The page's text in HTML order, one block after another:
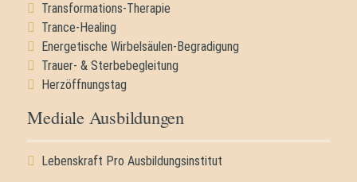
Transformations-Therapie
Trance-Healing
Energetische Wirbelsäulen-Begradigung
Trauer- & Sterbebegleitung
Herzöffnungstag
Mediale Ausbildungen
Navigation
Lebenskraft Pro Ausbildungsinstitut